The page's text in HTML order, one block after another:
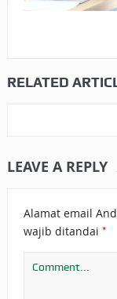
RELATED
LEAVE A REPLY
Alamat email
wajib ditandai *